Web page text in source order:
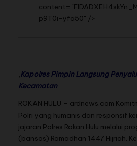
p9T0i-yfa50" />
,Kapolres Pimpin Langsung
Kecamatan
ROKAN HULU – ardnews.com
Polri yang humanis dan responsif
jajaran Polres Rokan Hulu melalui
(bansos) Ramadhan 1447 Hijriah.